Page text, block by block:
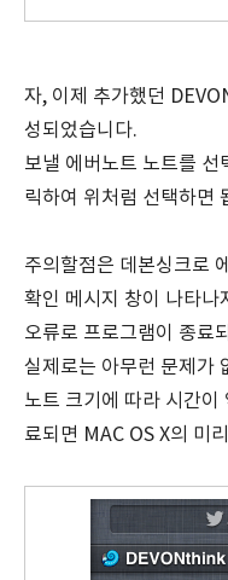
자, 이제 추가했던
성되었습니다.
보낼 에버노트 노트를
릭하여 위처럼 선택하면
주의할점은 데본싱크로
확인 메시지 창이 나타나
오류로 프로그램이 종료
실제로는 아무런 문제가
노트 크기에 따라 시간이
료되면 MAC OS X의 미